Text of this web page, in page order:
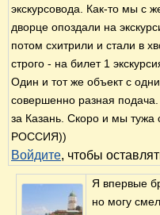
экскурсовода. Как-то мы с
дворце опоздали на
потом схитрили и стали в
строго - на билет 1
Один и тот же объект с
совершенно разная
за Казань. Скоро и мы
РОССИЯ))
Войдите, чтобы
Я впервые
но могу